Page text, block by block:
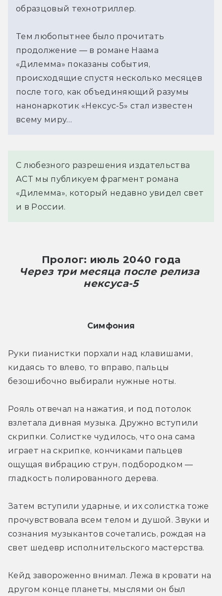
образцовый технотриллер.
Тем любопытнее было прочитать
продолжение — в романе Наама
«Дилемма» показаны события,
происходящие спустя несколько месяцев
после того, как объединяющий разумы
нанонаркотик «Нексус-5» стал известен
всему миру…
С любезного разрешения издательства
АСТ мы публикуем фрагмент романа
«Дилемма», который недавно увидел свет
и в России.
Пролог: июль 2040 года
Через три месяца после релиза
нексуса-5
Симфония
Руки пианистки порхали над клавишами,
кидаясь то влево, то вправо, пальцы
безошибочно выбирали нужные ноты.
Рояль отвечал на нажатия, и под потолок
взлетала дивная музыка. Дружно вступили
скрипки. Солистке чудилось, что она сама
играет на скрипке, кончиками пальцев
ощущая вибрацию струн, подбородком —
гладкость полированного дерева.
Затем вступили ударные, и их солистка тоже
прочувствовала всем телом и душой. Звуки и
сознания музыкантов сочетались, рождая на
свет шедевр исполнительского мастерства.
Кейд завороженно внимал. Лежа в кровати на
другом конце планеты, мыслями он был